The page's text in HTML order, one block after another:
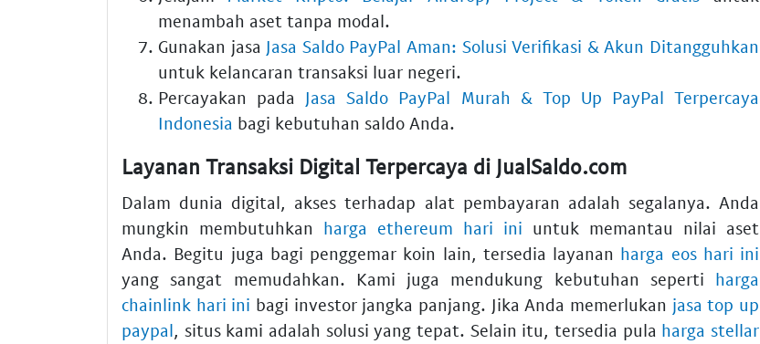
menambah aset tanpa modal.
Gunakan jasa Jasa Saldo PayPal Aman: Solusi Verifikasi & Akun Ditangguhkan
untuk kelancaran transaksi luar negeri.
Percayakan pada Jasa Saldo PayPal Murah & Top Up PayPal Terpercaya
Indonesia bagi kebutuhan saldo Anda.
Layanan Transaksi Digital Terpercaya di JualSaldo.com
Dalam dunia digital, akses terhadap alat pembayaran adalah segalanya. Anda
mungkin membutuhkan harga ethereum hari ini untuk memantau nilai aset
Anda. Begitu juga bagi penggemar koin lain, tersedia layanan harga eos hari ini
yang sangat memudahkan. Kami juga mendukung kebutuhan seperti harga
chainlink hari ini bagi investor jangka panjang. Jika Anda memerlukan jasa top up
paypal, situs kami adalah solusi yang tepat. Selain itu, tersedia pula harga stellar